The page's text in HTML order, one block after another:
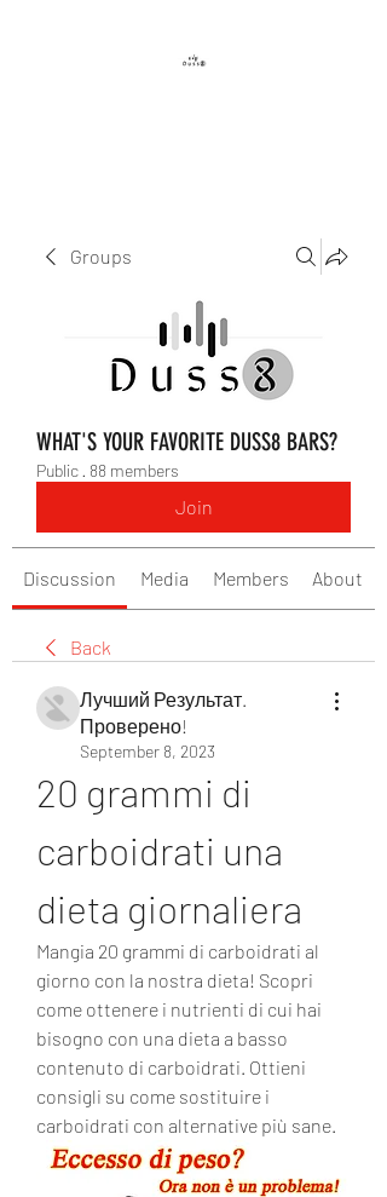
Groups
WHAT'S YOUR FAVORITE DUSS8 BARS?
Public · 88 members
Join
Discussion Media Members About
Back
Лучший Результат.
Проверено!
September 8, 2023
20 grammi di
carboidrati una
dieta giornaliera
Mangia 20 grammi di carboidrati al
giorno con la nostra dieta! Scopri
come ottenere i nutrienti di cui hai
bisogno con una dieta a basso
contenuto di carboidrati. Ottieni
consigli su come sostituire i
carboidrati con alternative più sane.